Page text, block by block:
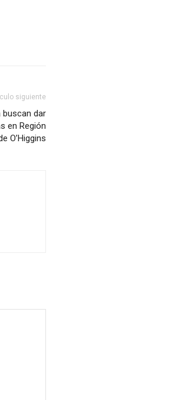
siguiente
buscan dar
en Región
O’Higgins